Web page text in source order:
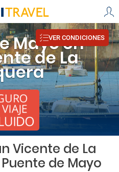
Mayo en
de La
VER CONDICIONES
Vicente de La
de Mayo